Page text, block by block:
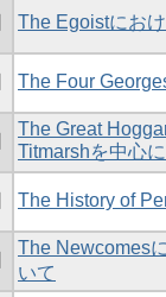
The Egoistにお
The Four
The Great
Titmarshを中心に
The History of
The Newcomes
いて